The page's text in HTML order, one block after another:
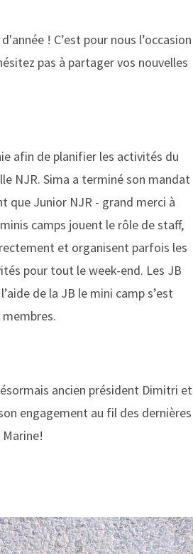
! Cʼest pour nous lʼoccasion
pas à partager vos nouvelles
afin de planifier les activités du
NJR. Sima a terminé son mandat
que Junior NJR - grand merci à
camps jouent le rôle de staff,
et organisent parfois les
pour tout le week-end. Les JB
de la JB le mini camp s’est
membres.
ancien président Dimitri et
engagement au fil des dernières